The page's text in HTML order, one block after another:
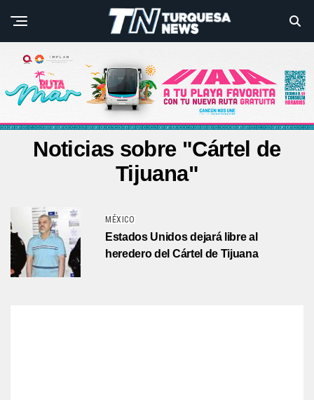
Noticias sobre "Cártel de
Tijuana"
MÉXICO
Estados Unidos dejará libre al
heredero del Cártel de Tijuana